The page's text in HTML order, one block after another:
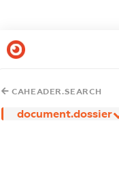
CAHEADER.SEARCH
document.dossier